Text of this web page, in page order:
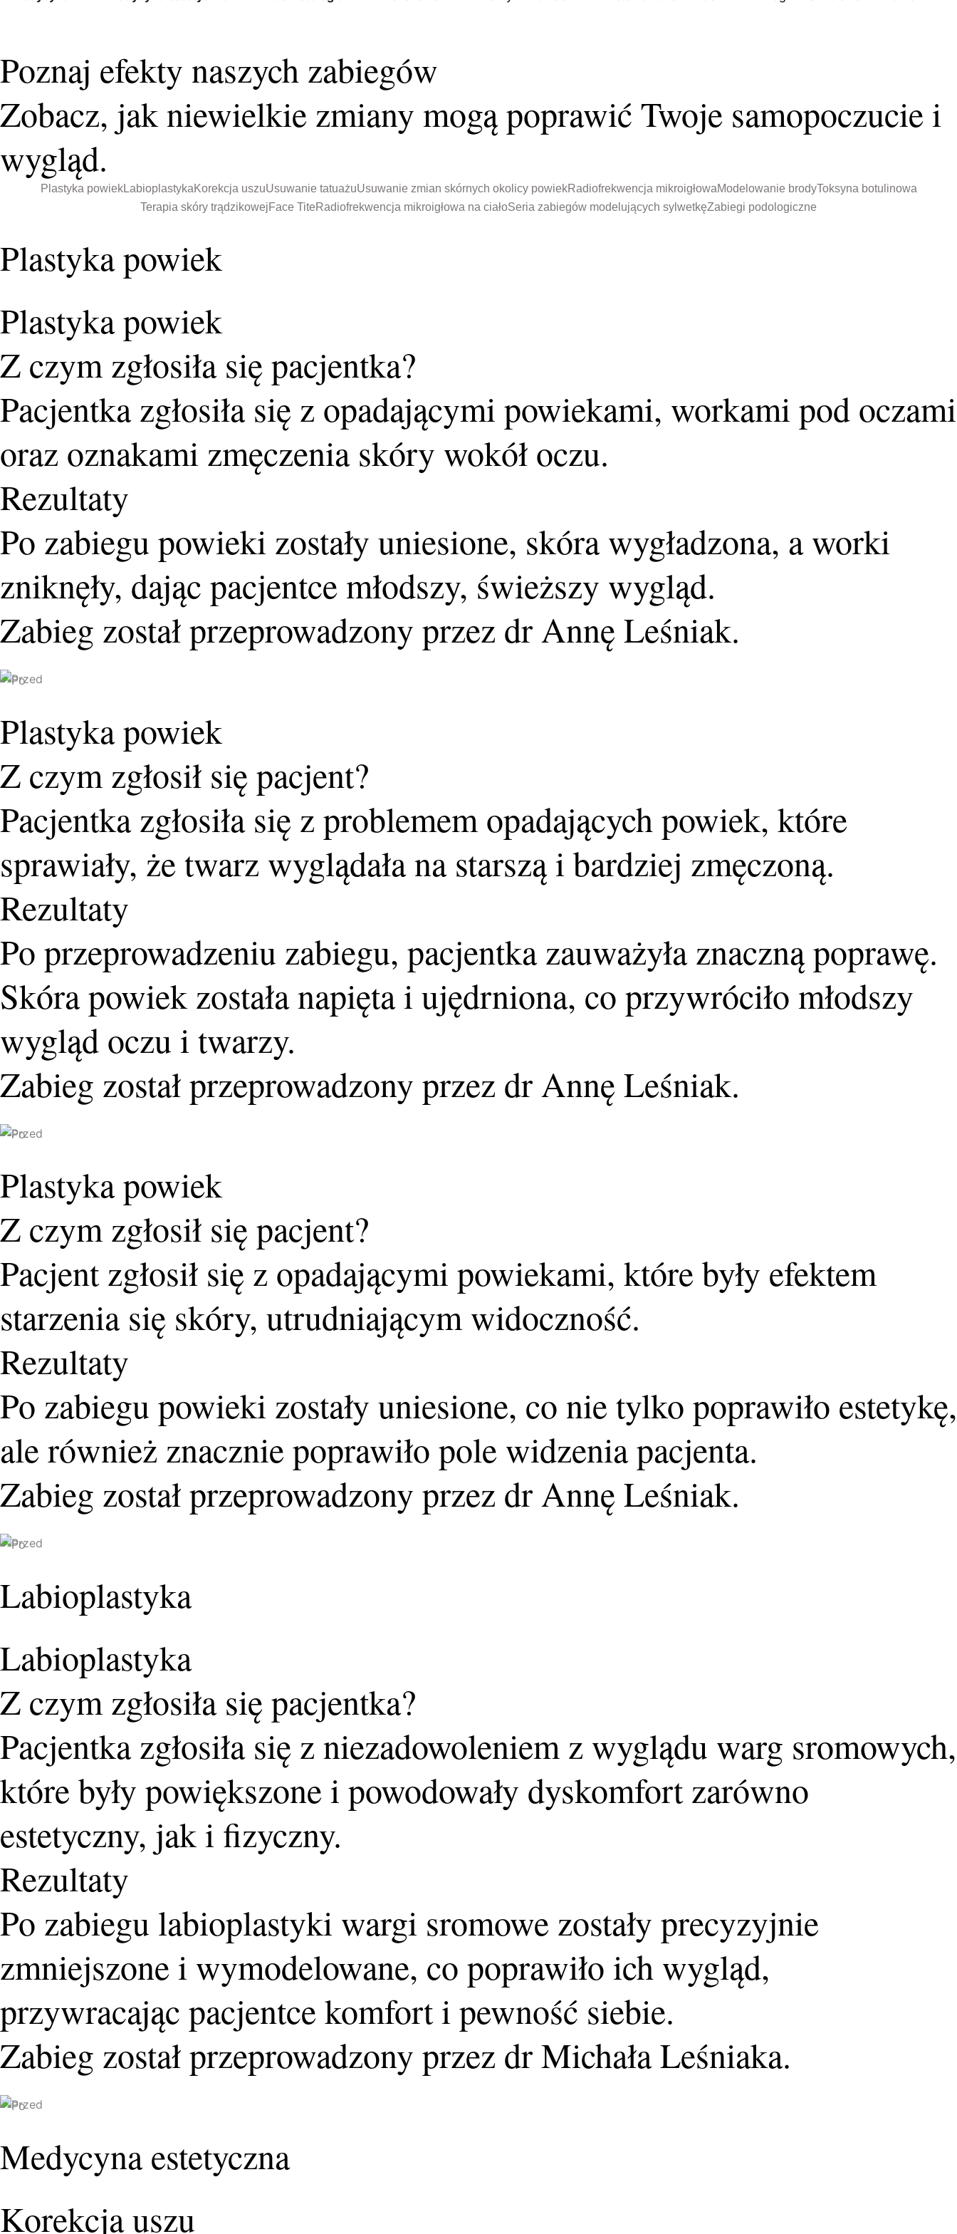
Poznaj efekty naszych zabiegów
Zobacz, jak niewielkie zmiany mogą poprawić Twoje samopoczucie i
wygląd.
Plastyka powiekLabioplastykaKorekcja uszuUsuwanie tatuażuUsuwanie zmian skórnych okolicy powiekRadiofrekwencja mikroigłowaModelowanie brodyToksyna botulinowa
Terapia skóry trądzikowejFace TiteRadiofrekwencja mikroigłowa na ciałoSeria zabiegów modelujących sylwetkęZabiegi podologiczne
Plastyka powiek
Plastyka powiek
Z czym zgłosiła się pacjentka?
Pacjentka zgłosiła się z opadającymi powiekami, workami pod oczami
oraz oznakami zmęczenia skóry wokół oczu.
Rezultaty
Po zabiegu powieki zostały uniesione, skóra wygładzona, a worki
zniknęły, dając pacjentce młodszy, świeższy wygląd.
Zabieg został przeprowadzony przez dr Annę Leśniak.
Plastyka powiek
Z czym zgłosił się pacjent?
Pacjentka zgłosiła się z problemem opadających powiek, które
sprawiały, że twarz wyglądała na starszą i bardziej zmęczoną.
Rezultaty
Po przeprowadzeniu zabiegu, pacjentka zauważyła znaczną poprawę.
Skóra powiek została napięta i ujędrniona, co przywróciło młodszy
wygląd oczu i twarzy.
Zabieg został przeprowadzony przez dr Annę Leśniak.
Plastyka powiek
Z czym zgłosił się pacjent?
Pacjent zgłosił się z opadającymi powiekami, które były efektem
starzenia się skóry, utrudniającym widoczność.
Rezultaty
Po zabiegu powieki zostały uniesione, co nie tylko poprawiło estetykę,
ale również znacznie poprawiło pole widzenia pacjenta.
Zabieg został przeprowadzony przez dr Annę Leśniak.
Labioplastyka
Labioplastyka
Z czym zgłosiła się pacjentka?
Pacjentka zgłosiła się z niezadowoleniem z wyglądu warg sromowych,
które były powiększone i powodowały dyskomfort zarówno
estetyczny, jak i fizyczny.
Rezultaty
Po zabiegu labioplastyki wargi sromowe zostały precyzyjnie
zmniejszone i wymodelowane, co poprawiło ich wygląd,
przywracając pacjentce komfort i pewność siebie.
Zabieg został przeprowadzony przez dr Michała Leśniaka.
Medycyna estetyczna
Korekcja uszu